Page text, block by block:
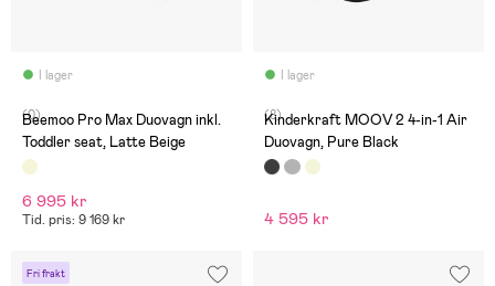
I lager
(0)
Beemoo Pro Max Duovagn inkl.
Toddler seat, Latte Beige
6 995 kr
Tid. pris: 9 169 kr
I lager
(8)
Kinderkraft MOOV 2 4-in-1 Air
Duovagn, Pure Black
4 595 kr
Fri frakt